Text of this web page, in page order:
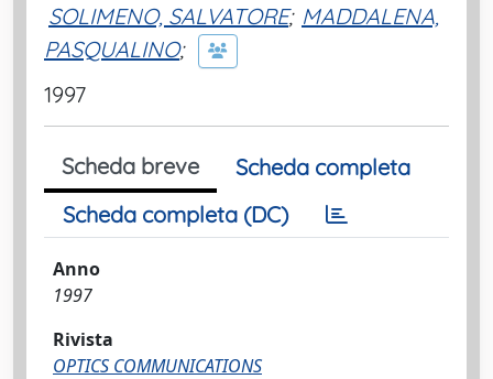
SOLIMENO, SALVATORE; MADDALENA,
PASQUALINO;
1997
Scheda breve
Scheda completa
Scheda completa (DC)
Anno
1997
Rivista
OPTICS COMMUNICATIONS